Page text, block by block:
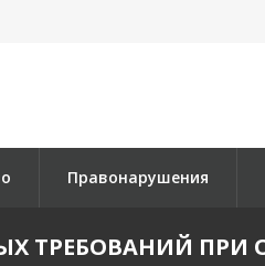
Правонарушения
ТРЕБОВАНИЙ